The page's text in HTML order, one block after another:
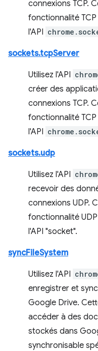
connexions TCP.
fonctionnalité
l'API
sockets.tcpServer
Utilisez l'API
créer des
connexions TCP.
fonctionnalité
l'API
sockets.udp
Utilisez l'API
recevoir des
connexions UDP.
fonctionnalité
l'API "socket".
syncFileSystem
Utilisez l'API
enregistrer et
Google Drive.
accéder à des
stockés dans
synchronisable